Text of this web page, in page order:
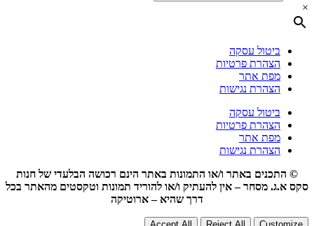
×
ביטול עסקה
הצהרת פרטיות
מפת אתר
הצהרת נגישות
ביטול עסקה
הצהרת פרטיות
מפת אתר
הצהרת נגישות
© התכנים באתר ו/או התמונות באתר הינם רכושה הבלעדי של חנות
סקס א.ג. מסחר – אין להעתיק ו/או להוריד תמונות וטקסטים מהאתר בכל
דרך שהיא – ארוטיקה